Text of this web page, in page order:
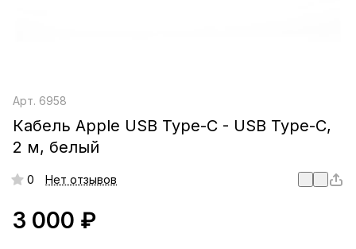
Арт. 6958
Кабель Apple USB Type-C - USB Type-C,
2 м, белый
0 Нет отзывов
3 000 ₽